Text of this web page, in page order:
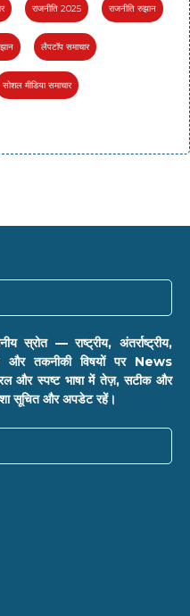
राजनीति 2025 राजनीति रुझान
लैपटॉप समाचार
सोशल मीडिया समाचार
स्रोत — राष्ट्रीय, अंतर्राष्ट्रीय,
और तकनीकी विषयों पर News
स्पष्ट भाषा में तेज़, सटीक और
सूचित और अपडेट रहें।